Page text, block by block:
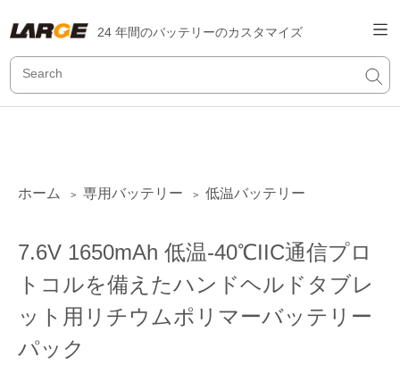
24 年間のバッテリーのカスタマイズ
ホーム > 専用バッテリー > 低温バッテリー
7.6V 1650mAh 低温-40℃IIC通信プロ
トコルを備えたハンドヘルドタブレ
ット用リチウムポリマーバッテリー
パック